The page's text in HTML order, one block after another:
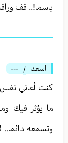
باسما!.. قف
اسعد /
---
كنت أعاني نفس
ما يؤثر فيك
وتسمعه